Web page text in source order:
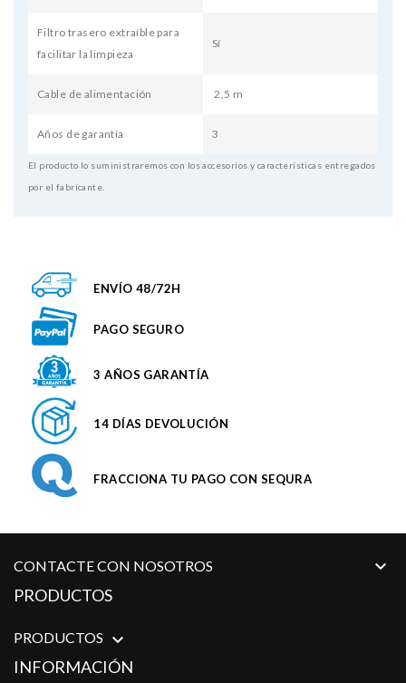
Filtro trasero extraíble para
facilitar la limpieza
Sí
Cable de alimentación 2,5 m
Años de garantía 3
El producto lo suministraremos con los accesorios y características entregados
por el fabricante.
ENVÍO 48/72H
PAGO SEGURO
3 AÑOS GARANTÍA
14 DÍAS DEVOLUCIÓN
FRACCIONA TU PAGO CON SEQURA
CONTACTE CON NOSOTROS 
PRODUCTOS
PRODUCTOS 
INFORMACIÓN